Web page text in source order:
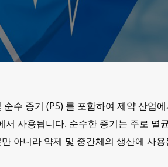
수 증기 (PS) 를 포함하여 제약 산업
서 사용됩니다. 순수한 증기는 주로
아니라 약제 및 중간체의 생산에 사용